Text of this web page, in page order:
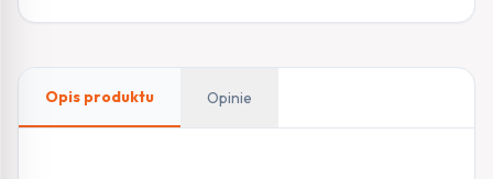
bram
Opis produktu Opinie